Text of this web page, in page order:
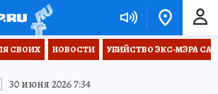
СВОИХ НОВОСТИ УБИЙСТВО ЭКС-МЭРА
30 июня 2026 7:34